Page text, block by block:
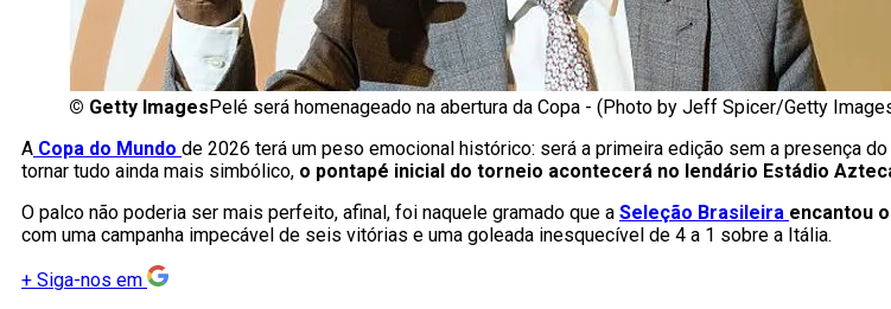
© Getty Images Pelé será homenageado na abertura da Copa - (Photo by Jeff Spicer/Getty
A Copa do Mundo de 2026 terá um peso emocional histórico: será a primeira edição sem a presença do
tornar tudo ainda mais simbólico, o pontapé inicial do torneio acontecerá no lendário Estádio
O palco não poderia ser mais perfeito, afinal, foi naquele gramado que a Seleção Brasileira encantou
com uma campanha impecável de seis vitórias e uma goleada inesquecível de 4 a 1 sobre a Itália.
+ Siga-nos em